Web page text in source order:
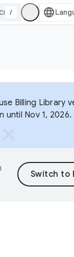
/
Billing Library
Nov 1, 2026.